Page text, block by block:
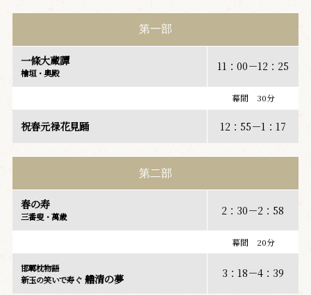
第一部
一條大蔵譚
檜垣・奥殿 11：00－12：25
幕間 30分
祝春元禄花見踊 12：55－1：17
第二部
春の寿
三番叟・萬歳 2：30－2：58
幕間 20分
邯鄲枕物語
新玉の笑いで寿ぐ艪清の夢 3：18－4：39